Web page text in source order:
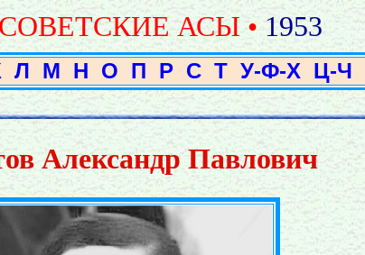
СОВЕТСКИЕ АСЫ • 1953
Л М Н О П Р С Т У-Ф-Х Ц-Ч
Александр Павлович